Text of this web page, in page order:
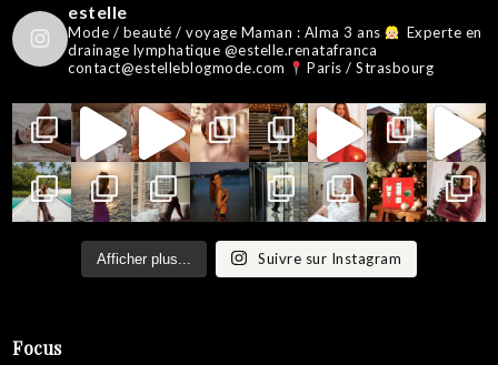
estelle
Mode / beauté / voyage Maman : Alma 3 ans
Experte en
drainage lymphatique @estelle.renatafranca
contact@estelleblogmode.com
Paris / Strasbourg
Afficher plus... Suivre sur Instagram
Focus